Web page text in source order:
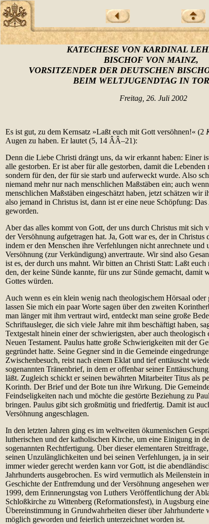
KATECHESE VON KARDINAL
BISCHOF VON MAINZ,
VORSITZENDER DER DEUTSCHEN
BEIM WELTJUGENDTAG IN
Freitag, 26. Juli 2002
Es ist gut, zu dem Kernsatz »Laßt euch mit Gott versöhnen!« (2
Augen zu haben. Er lautet (5, 14 ÂÂ–21):
Denn die Liebe Christi drängt uns, da wir erkannt haben: Einer
alle gestorben. Er ist aber für alle gestorben, damit die
sondern für den, der für sie starb und auferweckt wurde. Also
niemand mehr nur nach menschlichen Maßstäben ein; auch
menschlichen Maßstäben eingeschätzt haben, jetzt schätzen wir
also jemand in Christus ist, dann ist er eine neue Schöpfung:
geworden.
Aber das alles kommt von Gott, der uns durch Christus mit sich
der Versöhnung aufgetragen hat. Ja, Gott war es, der in Christus
indem er den Menschen ihre Verfehlungen nicht anrechnete und
Versöhnung (zur Verkündigung) anvertraute. Wir sind also
ist es, der durch uns mahnt. Wir bitten an Christi Statt: Laßt
den, der keine Sünde kannte, für uns zur Sünde gemacht, damit
Gottes würden.
Auch wenn es ein klein wenig nach theologischem Hörsaal
lassen Sie mich ein paar Worte sagen über den zweiten
man länger mit ihm vertraut wird, entdeckt man seine große
Schriftausleger, die sich viele Jahre mit ihm beschäftigt haben,
Textgestalt hinein einer der schwierigsten, aber auch
Neuen Testament. Paulus hatte große Schwierigkeiten mit der
gegründet hatte. Seine Gegner sind in die Gemeinde
Zwischenbesuch, reist nach einem Eklat und tief enttäuscht
sogenannten Tränenbrief, in dem er offenbar seiner
läßt. Zugleich schickt er seinen bewährten Mitarbeiter Titus als
Korinth. Der Brief und der Bote tun ihre Wirkung. Die
Feindseligkeiten nach und möchte die gestörte Beziehung zu
bringen. Paulus gibt sich großmütig und friedfertig. Damit ist
Versöhnung angeschlagen.
In den letzten Jahren ging es im weltweiten ökumenischen
lutherischen und der katholischen Kirche, um eine Einigung in
sogenannten Rechtfertigung. Über dieser elementaren
seinen Unzulänglichkeiten und bei seinen Verfehlungen, ja in
immer wieder gerecht werden kann vor Gott, ist die
Jahrhunderts ausgebrochen. Es wird vermutlich als Meilenstein
Geschichte der Entfremdung und der Versöhnung angesehen
1999, dem Erinnerungstag von Luthers Veröffentlichung der
Schloßkirche zu Wittenberg (Reformationsfest), in Augsburg
Übereinstimmung in Grundwahrheiten dieser über Jahrhunderte
möglich geworden und feierlich unterzeichnet worden ist.